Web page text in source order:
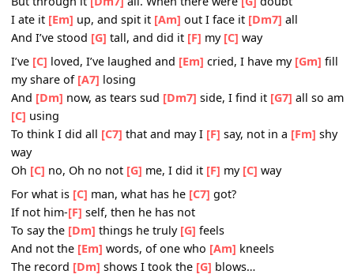
[Fm]high way
And[C] more, much more than[G] this, I did it
[C]Regrets, I have a[Em]few but then [Gm] again, too
[A7]mention
I[Dm]did what I have to[Dm7]do, and saw it [G7]
without
I’ve planned each chartered[C7] course, each careful[F]
along the
And[C]more, much more than[G]this, I did it
Yes there were[C] times. I’m sure you
Then I bit[F]off , more than I could
But through it[Dm7]all. When there were[G]
I ate it[Em]up, and spit it[Am]out I face it